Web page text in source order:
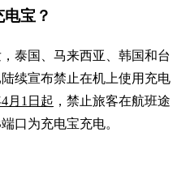
宝？
泰国、马来西亚、韩国和台
续宣布禁止在机上使用充电
月1日起 ，禁止旅客在航班途
口为充电宝充电。